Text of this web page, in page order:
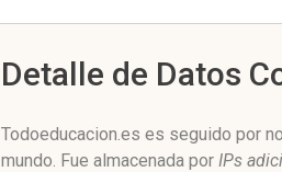
Detalle de Datos
Todoeducacion.es es seguido por
mundo. Fue almacenada por IPs